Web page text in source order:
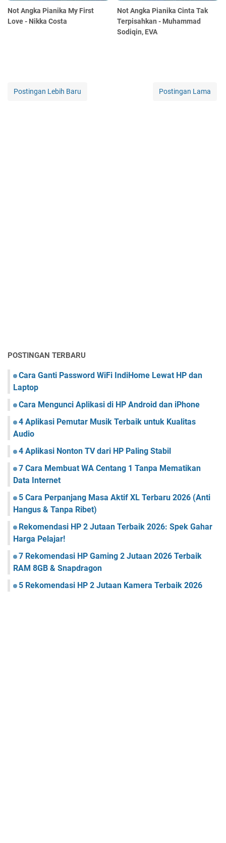
Not Angka Pianika My First
Love - Nikka Costa
Not Angka Pianika Cinta Tak
Terpisahkan - Muhammad
Sodiqin, EVA
Postingan Lebih Baru Postingan Lama
POSTINGAN TERBARU
Cara Ganti Password WiFi IndiHome Lewat HP dan
Laptop
Cara Mengunci Aplikasi di HP Android dan iPhone
4 Aplikasi Pemutar Musik Terbaik untuk Kualitas
Audio
4 Aplikasi Nonton TV dari HP Paling Stabil
7 Cara Membuat WA Centang 1 Tanpa Mematikan
Data Internet
5 Cara Perpanjang Masa Aktif XL Terbaru 2026 (Anti
Hangus & Tanpa Ribet)
Rekomendasi HP 2 Jutaan Terbaik 2026: Spek Gahar
Harga Pelajar!
7 Rekomendasi HP Gaming 2 Jutaan 2026 Terbaik
RAM 8GB & Snapdragon
5 Rekomendasi HP 2 Jutaan Kamera Terbaik 2026